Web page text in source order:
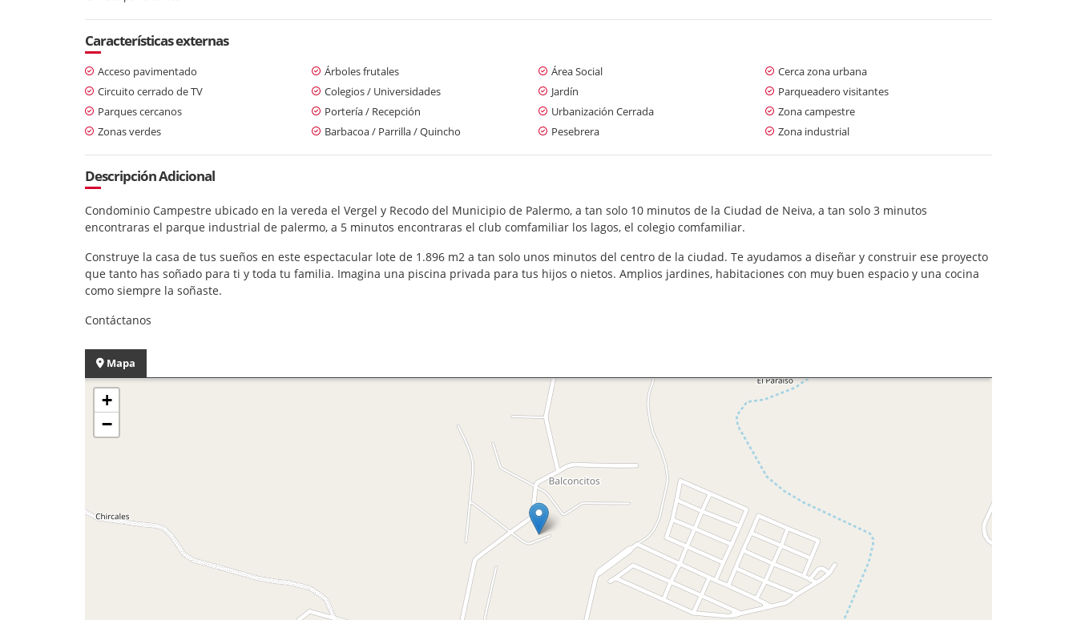
Características externas
Acceso pavimentado Árboles frutales Área Social
Cerca zona urbana
Circuito cerrado de TV
Colegios / Universidades Jardín
Parqueadero visitantes
Parques cercanos
Portería / Recepción Urbanización Cerrada
Zona campestre
Zonas verdes
Barbacoa / Parrilla / Quincho Pesebrera Zona industrial
Descripción Adicional
Condominio Campestre ubicado en la vereda el Vergel y Recodo del Municipio de Palermo, a tan solo 10 minutos de la Ciudad de Neiva, a tan solo 3 minutos
encontraras el parque industrial de palermo, a 5 minutos encontraras el club comfamiliar los lagos, el colegio comfamiliar.
Construye la casa de tus sueños en este espectacular lote de 1.896 m2 a tan solo unos minutos del centro de la ciudad. Te ayudamos a diseñar y construir ese proyecto
que tanto has soñado para ti y toda tu familia. Imagina una piscina privada para tus hijos o nietos. Amplios jardines, habitaciones con muy buen espacio y una cocina
como siempre la soñaste.
Contáctanos
Mapa
+
−